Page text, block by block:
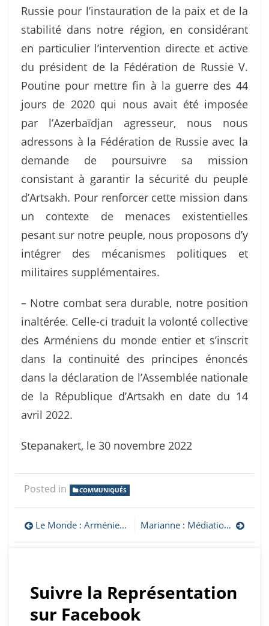
Russie pour l’instauration de la paix et de la
stabilité dans notre région, en considérant
en particulier l’intervention directe et active
du président de la Fédération de Russie V.
Poutine pour mettre fin à la guerre des 44
jours de 2020 qui nous avait été imposée
par l’Azerbaïdjan agresseur, nous nous
adressons à la Fédération de Russie avec la
demande de poursuivre sa mission
consistant à garantir la sécurité du peuple
d’Artsakh. Pour renforcer cette mission dans
un contexte de menaces existentielles
pesant sur notre peuple, nous proposons d’y
intégrer des mécanismes politiques et
militaires supplémentaires.
– Notre combat sera durable, notre position
inaltérée. Celle-ci traduit la volonté collective
des Arméniens du monde entier et s’inscrit
dans la continuité des principes énoncés
dans la déclaration de l’Assemblée nationale
de la République d’Artsakh en date du 14
avril 2022.
Stepanakert, le 30 novembre 2022
Posted in COMMUNIQUÉS
Navigation
de
Le Monde : Arménie-Azerbaïdjan : « La France doit maintenir la pression pour empêcher un nouveau conflit aux portes de l’Europe » Marianne : Médiation Arménie-Azerbaïdjan : Vladimir Poutine tente de reprendre pied au Caucase
Suivre la Représentation
sur Facebook